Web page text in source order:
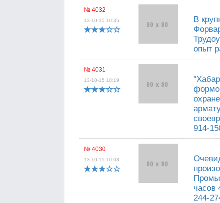
№ 4032
13-10-15 10:35
В
опыт
№ 4031
13-10-15 10:19
914-
№ 4030
13-10-15 10:08
часов
244-